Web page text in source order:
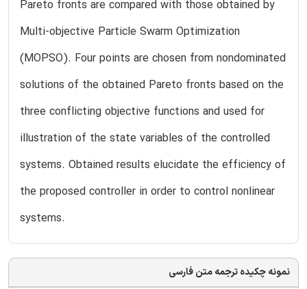
Pareto fronts are compared with those obtained by
Multi-objective Particle Swarm Optimization
(MOPSO). Four points are chosen from nondominated
solutions of the obtained Pareto fronts based on the
three conflicting objective functions and used for
illustration of the state variables of the controlled
systems. Obtained results elucidate the efficiency of
the proposed controller in order to control nonlinear
systems.
نمونه چکیده ترجمه متن فارسی